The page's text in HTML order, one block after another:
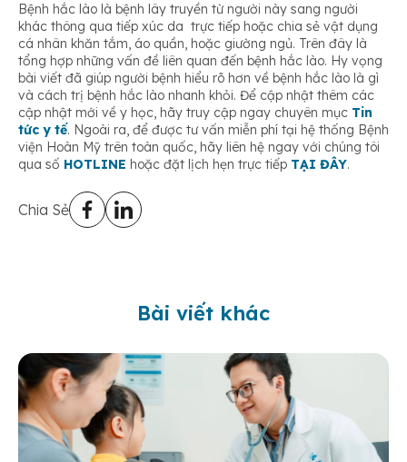
Bệnh hắc lào là bệnh lây truyền từ người này sang người
khác thông qua tiếp xúc da trực tiếp hoặc chia sẻ vật dụng
cá nhân khăn tắm, áo quần, hoặc giường ngủ. Trên đây là
tổng hợp những vấn đề liên quan đến bệnh hắc lào. Hy vọng
bài viết đã giúp người bệnh hiểu rõ hơn về bệnh hắc lào là gì
và cách trị bệnh hắc lào nhanh khỏi. Để cập nhật thêm các
cập nhật mới về y học, hãy truy cập ngay chuyên mục Tin
tức y tế. Ngoài ra, để được tư vấn miễn phí tại hệ thống Bệnh
viện Hoàn Mỹ trên toàn quốc, hãy liên hệ ngay với chúng tôi
qua số HOTLINE hoặc đặt lịch hẹn trực tiếp TẠI ĐÂY.
Chia Sẻ
Bài viết khác